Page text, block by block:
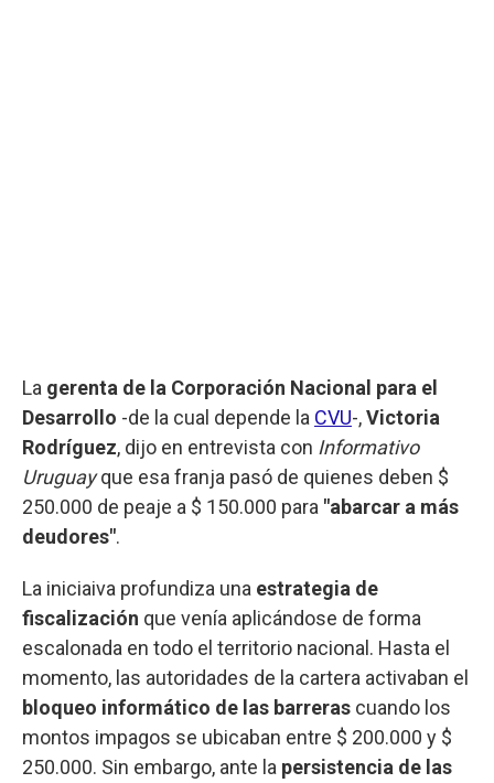
La gerenta de la Corporación Nacional para el
Desarrollo -de la cual depende la CVU-,Victoria
Rodríguez, dijo en entrevista con Informativo
Uruguayque esa franja pasó de quienes deben $
250.000 de peaje a $ 150.000 para "abarcar a más
deudores".
La iniciaiva profundiza una estrategia de
fiscalización que venía aplicándose de forma
escalonada en todo el territorio nacional. Hasta el
momento, las autoridades de la cartera activaban el
bloqueo informático de las barreras cuando los
montos impagos se ubicaban entre $ 200.000 y $
250.000. Sin embargo, ante la persistencia de las